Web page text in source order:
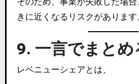
きに近くなるリスクがあります
9. 一言でまとめ
レベニューシェアとは、